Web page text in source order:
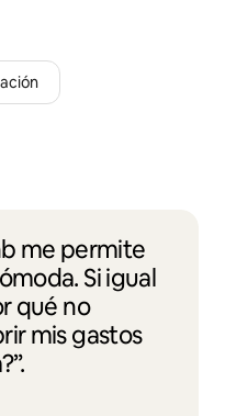
me permite
Si igual
qué no
mis gastos